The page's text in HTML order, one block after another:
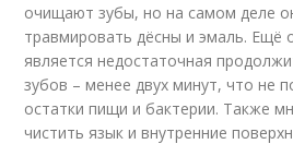
очищают зубы, но на самом деле
травмировать дёсны и эмаль. Ещё
является недостаточная
зубов – менее двух минут, что не
остатки пищи и бактерии. Также
чистить язык и внутренние